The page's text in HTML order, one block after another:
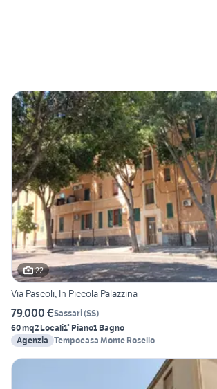
22
Via Pascoli, In Piccola Palazzina
79.000 €Sassari(SS)
60 mq2 Locali1° Piano1 Bagno
Agenzia Tempocasa Monte Rosello